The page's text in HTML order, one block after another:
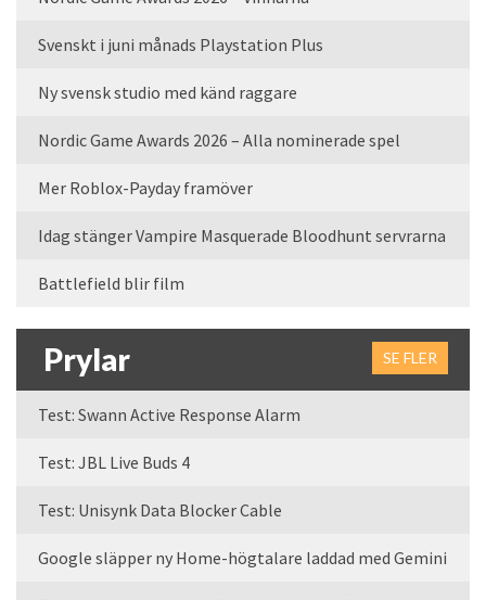
Svenskt i juni månads Playstation Plus
Ny svensk studio med känd raggare
Nordic Game Awards 2026 – Alla nominerade spel
Mer Roblox-Payday framöver
Idag stänger Vampire Masquerade Bloodhunt servrarna
Battlefield blir film
Prylar SE FLER
Test: Swann Active Response Alarm
Test: JBL Live Buds 4
Test: Unisynk Data Blocker Cable
Google släpper ny Home-högtalare laddad med Gemini